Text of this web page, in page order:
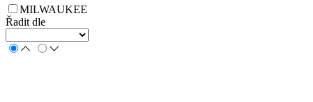
MILWAUKEE
Řadit dle